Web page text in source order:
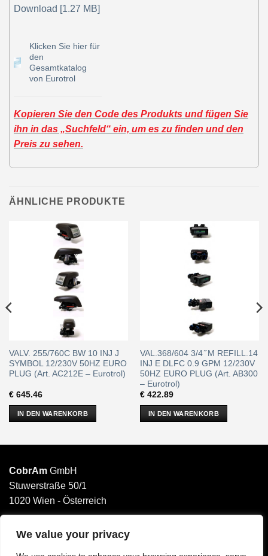
We value your privacy
Download [1.27 MB]
Klicken Sie hier für
den
Gesamtkatalog
von Eurotrol
Kopieren Sie den Code des Produkts und fügen Sie
ihn in das „Suchfeld“ ein, um es zu finden und den
Preis zu sehen.
ÄHNLICHE PRODUKTE
VALV. 255/760C BW 10 INJ J
SYMBOL 12/230V 50HZ EURO
PLUG (Art. AC212E – Eurotrol)
€645.46
IN DEN WARENKORB
VAL.368/604 3/4 ̋ M REFILL.14
INJ E DLFC 0.9 GPM 12/230V
50HZ EURO PLUG (Art. AB300
– Eurotrol)
€422.89
IN DEN WARENKORB
CobrAm GmbH
Stuwerstraße 50/1
1020 Wien - Österreich
______________________
Email: office@cobram.gmbh